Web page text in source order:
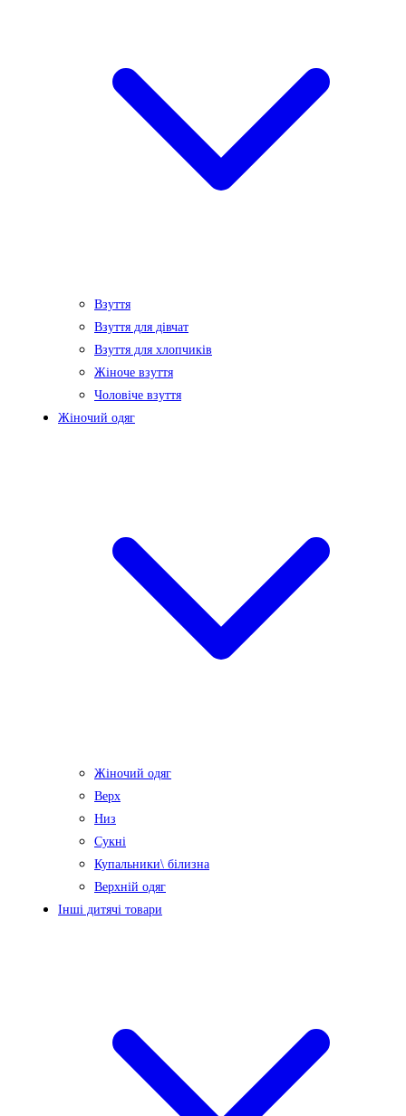
Взуття
Взуття для дівчат
Взуття для хлопчиків
Жіноче взуття
Чоловіче взуття
Жіночий одяг
Жіночий одяг
Верх
Низ
Сукні
Купальники\ білизна
Верхній одяг
Інші дитячі товари